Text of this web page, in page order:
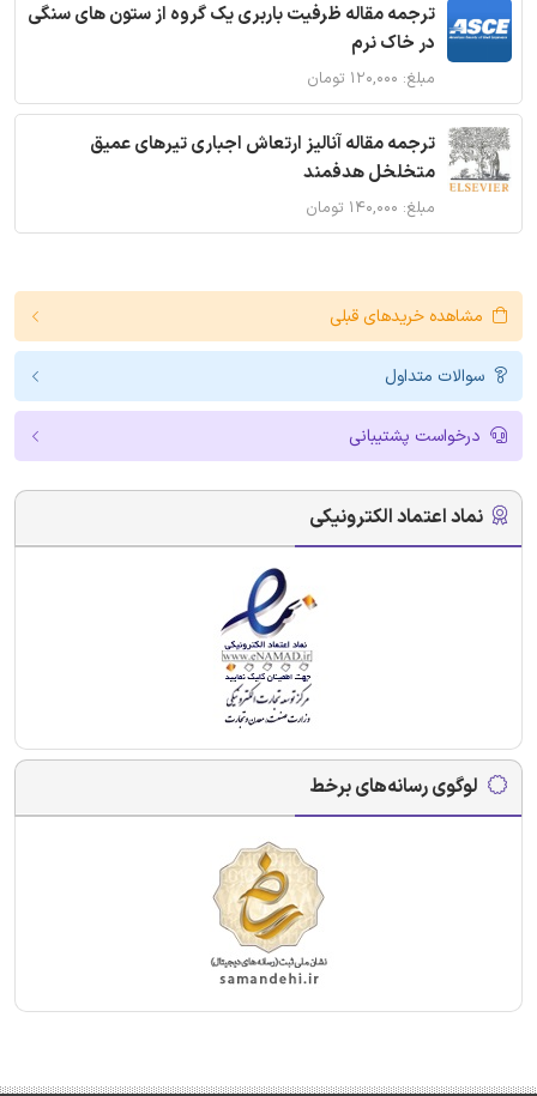
ترجمه مقاله ظرفیت باربری یک گروه از ستون های سنگی
در خاک نرم
مبلغ: ۱۲۰,۰۰۰ تومان
ترجمه مقاله آنالیز ارتعاش اجباری تیرهای عمیق
متخلخل هدفمند
مبلغ: ۱۴۰,۰۰۰ تومان
مشاهده خریدهای قبلی
سوالات متداول
درخواست پشتیبانی
نماد اعتماد الکترونیکی
لوگوی رسانه‌های برخط